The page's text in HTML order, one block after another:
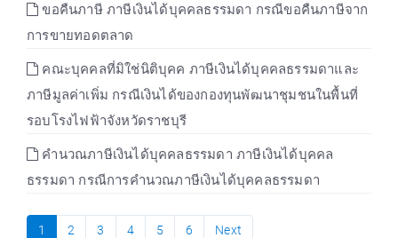
ขอคืนภาษี ภาษีเงินได้บุคคลธรรมดา กรณีขอคืนภาษีจาก
การขายทอดตลาด
คณะบุคคลที่มิใช่นิติบุคค ภาษีเงินได้บุคคลธรรมดาและ
ภาษีมูลค่าเพิ่ม กรณีเงินได้ของกองทุนพัฒนาชุมชนในพื้นที่
รอบโรงไฟฟ้าจังหวัดราชบุรี
คำนวณภาษีเงินได้บุคคลธรรมดา ภาษีเงินได้บุคคล
ธรรมดา กรณีการคำนวณภาษีเงินได้บุคคลธรรมดา
1 2 3 4 5 6 Next